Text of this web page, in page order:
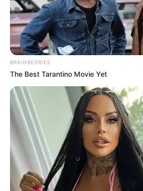
BRAINBERRIES
The Best Tarantino Movie Yet